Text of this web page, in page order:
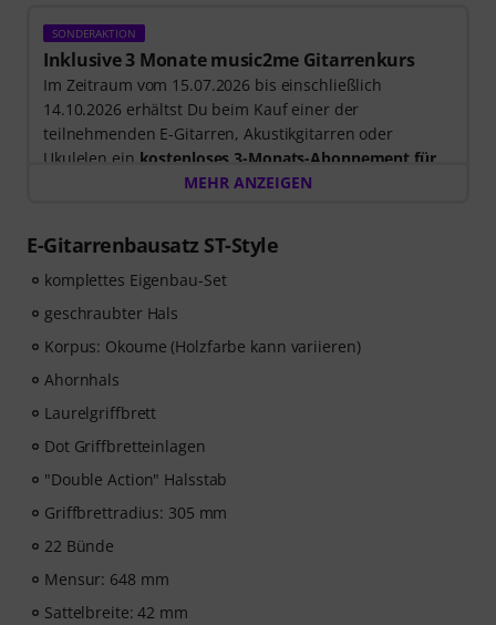
SONDERAKTION
Inklusive 3 Monate music2me Gitarrenkurs
Im Zeitraum vom 15.07.2026 bis einschließlich
14.10.2026 erhältst Du beim Kauf einer der
teilnehmenden E-Gitarren, Akustikgitarren oder
Ukulelen ein kostenloses 3-Monats-Abonnement für
einen Onlinekurs von music2me im Wert von EUR
zugesendet. Das music2me Abo endet nach Ablauf
automatisch.
Music2Me, dein Online-Lernportal für Musik mit einem
pädagogischen Konzept von studierten Musiklehrern.
Ausgezeichnet mit dem deutschen Bildungs-Award
2025/2026 in der Kategorie “E-Learning
Instrumentalunterricht”! Mit über 400 Gitarren
Videolektionen für Anfänger und Fortgeschrittene – von
Pop, Rock und Blues bis Metal und mehr. Mit
persönlichem Support per Chat, Noten zum
Übungsfunktion, Zeitlupe und weitere Features.
MEHR ANZEIGEN
E-Gitarrenbausatz ST-Style
komplettes Eigenbau-Set
geschraubter Hals
Korpus: Okoume (Holzfarbe kann variieren)
Ahornhals
Laurelgriffbrett
Dot Griffbretteinlagen
"Double Action" Halsstab
Griffbrettradius: 305 mm
22 Bünde
Mensur: 648 mm
Sattelbreite: 42 mm